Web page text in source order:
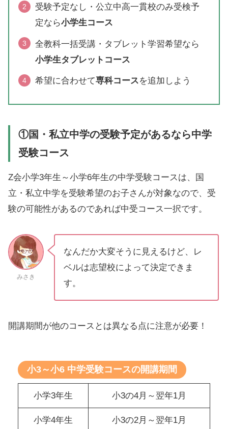
受験予定なし・公立中高一貫校のみ受検予
定なら小学生コース
全教科一括受講・タブレット学習希望なら
小学生タブレットコース
希望に合わせて専科コースを追加しよう
①国・私立中学の受験予定があるなら中学
受験コース
Z会小学3年生～小学6年生の中学受験コースは、国
立・私立中学を受験希望のお子さんが対象なので、受
験の可能性があるのであれば中受コース一択です。
みさき
なんだか大変そうに見えるけど、レ
ベルは志望校によって決定できま
す。
開講期間が他のコースとは異なる点に注意が必要！
小3～小6 中学受験コースの開講期間
小学3年生 小3の4月～翌年1月
小学4年生 小3の2月～翌年1月